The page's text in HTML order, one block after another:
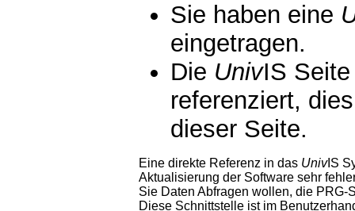
Sie haben eine
eingetragen.
Die UnivIS
referenziert,
dieser Seite.
Eine direkte Referenz in das UnivIS
Aktualisierung der Software sehr
Sie Daten Abfragen wollen, die PRG-
Diese Schnittstelle ist im